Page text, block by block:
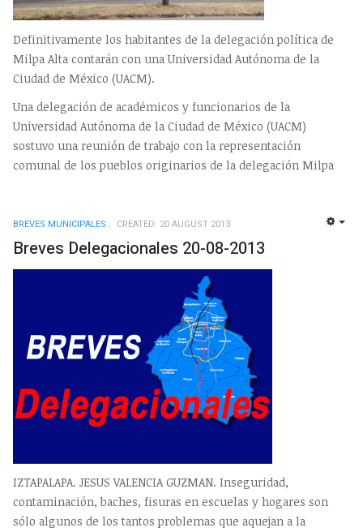
Definitivamente los habitantes de la delegación política de
Milpa Alta contarán con una Universidad Autónoma de la
Ciudad de México (UACM).
Una delegación de académicos y funcionarios de la
Universidad Autónoma de la Ciudad de México (UACM)
sostuvo una reunión de trabajo con la representación
comunal de los pueblos originarios de la delegación Milpa
BREVES MUNICIPALES CREATED: 20 AUGUST 2013
Breves Delegacionales 20-08-2013
IZTAPALAPA. JESUS VALENCIA GUZMAN. Inseguridad,
contaminación, baches, fisuras en escuelas y hogares son
sólo algunos de los tantos problemas que aquejan a la